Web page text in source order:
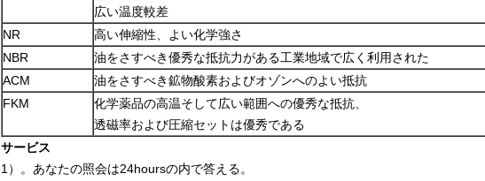
広い温度較差
NR
高い伸縮性、よい化学強さ
NBR
油をさすべき優秀な抵抗力がある工業地域で広く利用された
ACM
油をさすべき鉱物酸素およびオゾンへのよい抵抗
FKM
化学薬品の高温そして広い範囲への優秀な抵抗、
透磁率および圧縮セットは優秀である
サービス
1）。あなたの照会は24hoursの内で答える。